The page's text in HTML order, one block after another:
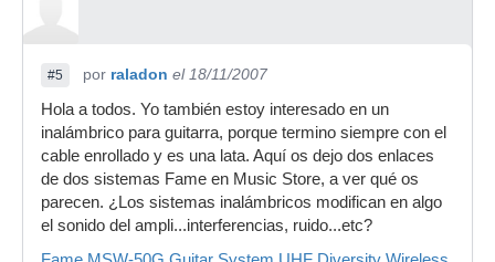
#5 por raladon el 18/11/2007
Hola a todos. Yo también estoy interesado en un
inalámbrico para guitarra, porque termino siempre con el
cable enrollado y es una lata. Aquí os dejo dos enlaces
de dos sistemas Fame en Music Store, a ver qué os
parecen. ¿Los sistemas inalámbricos modifican en algo
el sonido del ampli...interferencias, ruido...etc?